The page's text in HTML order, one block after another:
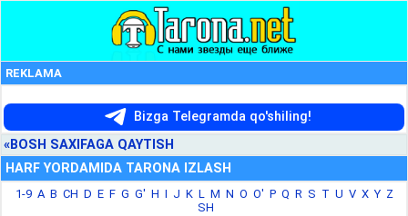
REKLAMA
Bizga Telegramda qo'shiling!
«BOSH SAXIFAGA QAYTISH
HARF YORDAMIDA TARONA IZLASH
1-9 A B CH D E F G G' H I J K L M N O O' P Q R S T U V X Y Z
SH